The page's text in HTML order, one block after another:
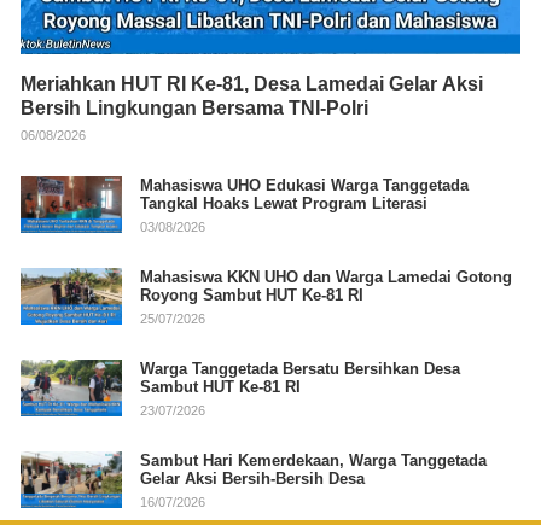
Meriahkan HUT RI Ke-81, Desa Lamedai Gelar Aksi
Bersih Lingkungan Bersama TNI-Polri
06/08/2026
Mahasiswa UHO Edukasi Warga Tanggetada
Tangkal Hoaks Lewat Program Literasi
03/08/2026
Mahasiswa KKN UHO dan Warga Lamedai Gotong
Royong Sambut HUT Ke-81 RI
25/07/2026
Warga Tanggetada Bersatu Bersihkan Desa
Sambut HUT Ke-81 RI
23/07/2026
Sambut Hari Kemerdekaan, Warga Tanggetada
Gelar Aksi Bersih-Bersih Desa
16/07/2026